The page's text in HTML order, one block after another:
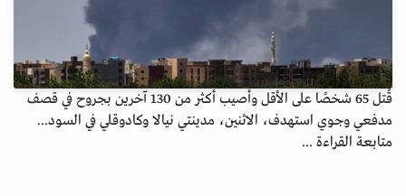
قُتل 65 شخصًا على الأقل وأُصيب أكثر من 130 آخرين بجروح في قصف
مدفعي وجوي استهدف، الاثنين، مدينتي نيالا وكادوقلي في السود...
متابعة القراءة ...